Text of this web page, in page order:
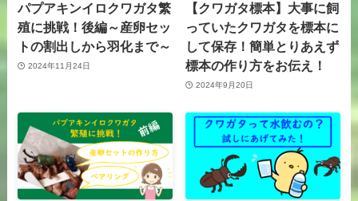
パプアキンイロクワガタ繁
殖に挑戦！後編～産卵セッ
トの割出しから羽化まで～
2024年11月24日
【クワガタ標本】大事に飼
っていたクワガタを標本に
して保存！簡単とりあえず
標本の作り方をお伝え！
2024年9月20日